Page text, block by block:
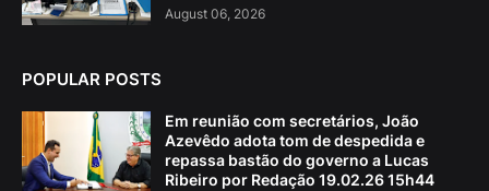
August 06, 2026
POPULAR POSTS
Em reunião com secretários, João
Azevêdo adota tom de despedida e
repassa bastão do governo a Lucas
Ribeiro por Redação 19.02.26 15h44